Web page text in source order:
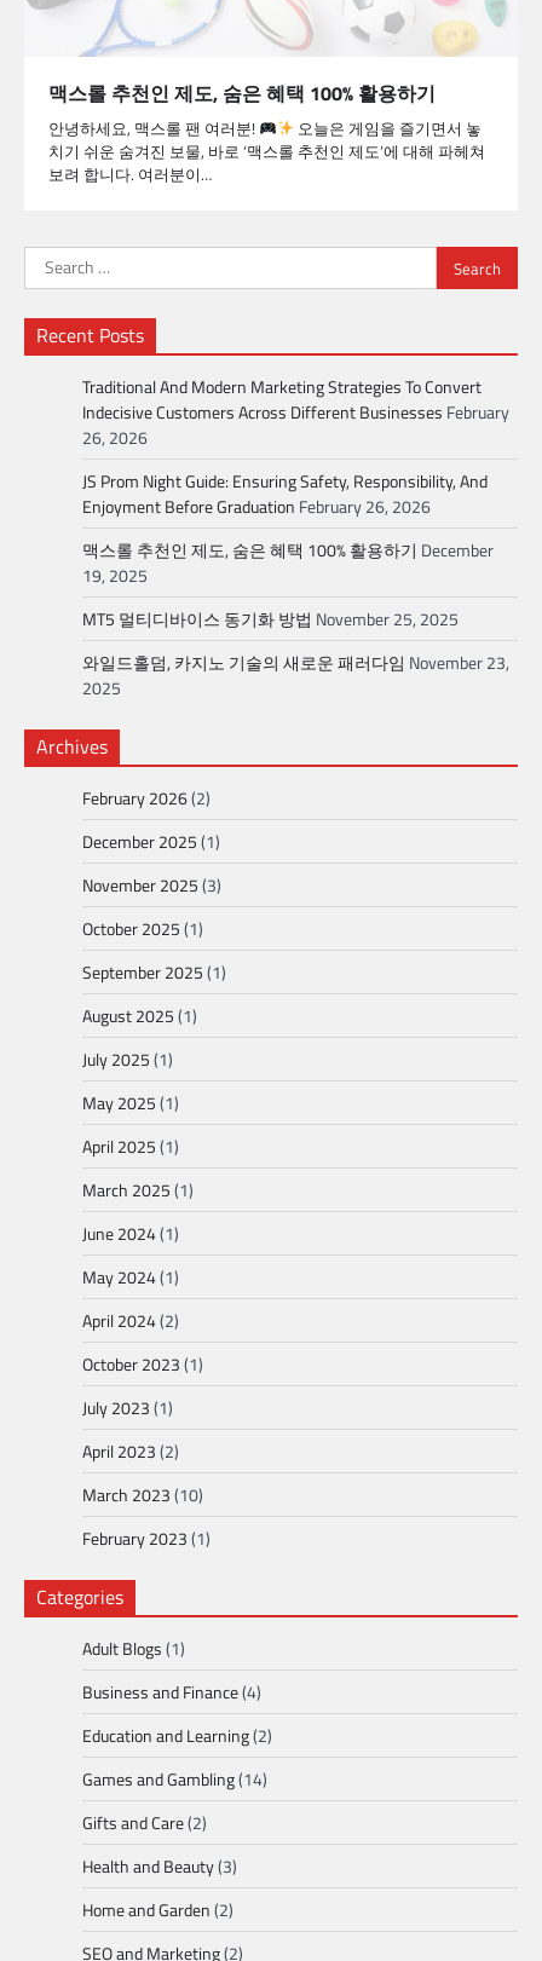
맥스롤 추천인 제도, 숨은 혜택 100% 활용하기
안녕하세요, 맥스롤 팬 여러분!
오늘은 게임을 즐기면서 놓
치기 쉬운 숨겨진 보물, 바로 ‘맥스롤 추천인 제도’에 대해 파헤쳐
보려 합니다. 여러분이…
Search
for:
Recent Posts
Traditional And Modern Marketing Strategies To Convert
Indecisive Customers Across Different Businesses February
26, 2026
JS Prom Night Guide: Ensuring Safety, Responsibility, And
Enjoyment Before Graduation February 26, 2026
맥스롤 추천인 제도, 숨은 혜택 100% 활용하기 December
19, 2025
MT5 멀티디바이스 동기화 방법 November 25, 2025
와일드홀덤, 카지노 기술의 새로운 패러다임 November 23,
2025
Archives
February 2026(2)
December 2025(1)
November 2025(3)
October 2025(1)
September 2025(1)
August 2025(1)
July 2025(1)
May 2025(1)
April 2025(1)
March 2025(1)
June 2024(1)
May 2024(1)
April 2024(2)
October 2023(1)
July 2023(1)
April 2023(2)
March 2023(10)
February 2023(1)
Categories
Adult Blogs(1)
Business and Finance(4)
Education and Learning(2)
Games and Gambling(14)
Gifts and Care(2)
Health and Beauty(3)
Home and Garden(2)
SEO and Marketing(2)